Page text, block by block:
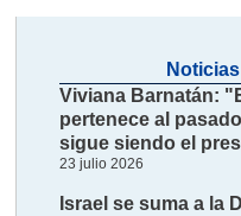
Viviana Barnatán:
pertenece al
sigue siendo el
23 julio 2026
Israel se suma a la